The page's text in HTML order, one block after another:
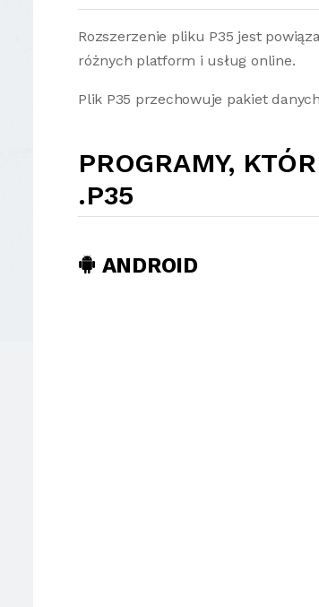
Rozszerzenie pliku P35 jest
różnych platform i usług online.
Plik P35 przechowuje pakiet
PROGRAMY,
.P35
ANDROID